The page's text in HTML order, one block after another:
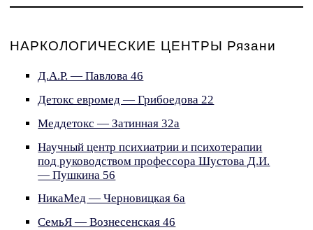
НАРКОЛОГИЧЕСКИЕ ЦЕНТРЫ Рязани
Д.А.Р. — Павлова 46
Детокс евромед — Грибоедова 22
Меддетокс — Затинная 32а
Научный центр психиатрии и психотерапии
под руководством профессора Шустова Д.И.
— Пушкина 56
НикаМед — Черновицкая 6а
СемьЯ — Вознесенская 46